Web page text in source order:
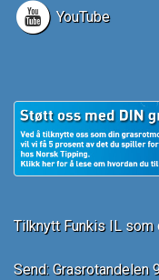
YouTube
Tilknytt Funkis IL som
Send: Grasrotandelen